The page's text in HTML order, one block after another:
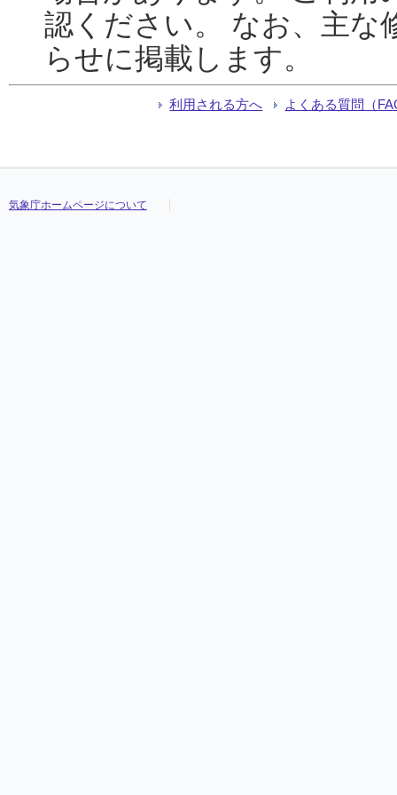
認ください。 なお、主な
らせに掲載します。
利用される方へ よくある質問（
気象庁ホームページについて